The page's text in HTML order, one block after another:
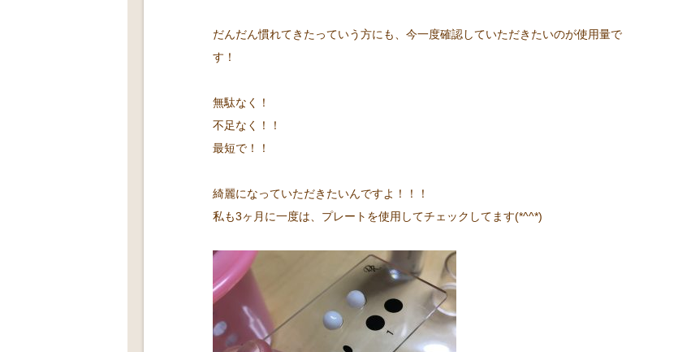
だんだん慣れてきたっていう方にも、今一度確認していただきたいのが使用量で
す！
無駄なく！
不足なく！！
最短で！！
綺麗になっていただきたいんですよ！！！
私も3ヶ月に一度は、プレートを使用してチェックしてます(*^^*)